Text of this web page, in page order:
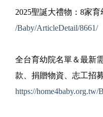
2025聖誕大禮物：8家
/Baby/ArticleDetail/8661/
全台育幼院名單＆最新
款、捐贈物資、志工招
https://